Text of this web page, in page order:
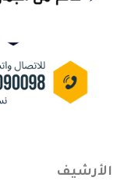
الأرشيف